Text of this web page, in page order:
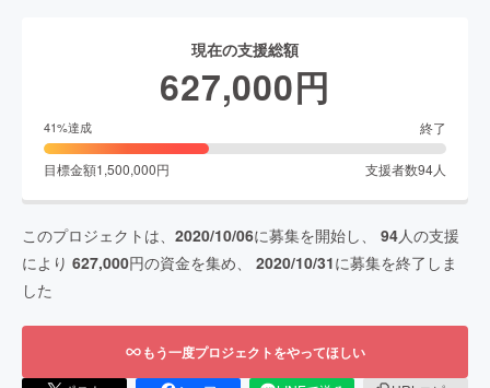
現在の支援総額
627,000円
41%達成 終了
目標金額1,500,000円 支援者数94人
このプロジェクトは、 2020/10/06に募集を開始し、 94人の支援
により 627,000円の資金を集め、 2020/10/31に募集を終了しま
した
もう一度プロジェクトをやってほしい